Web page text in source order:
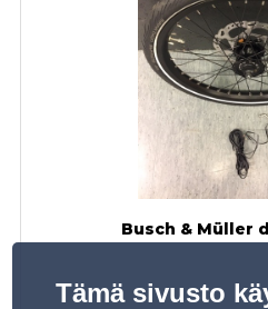
Busch & Müller
Tämä sivusto